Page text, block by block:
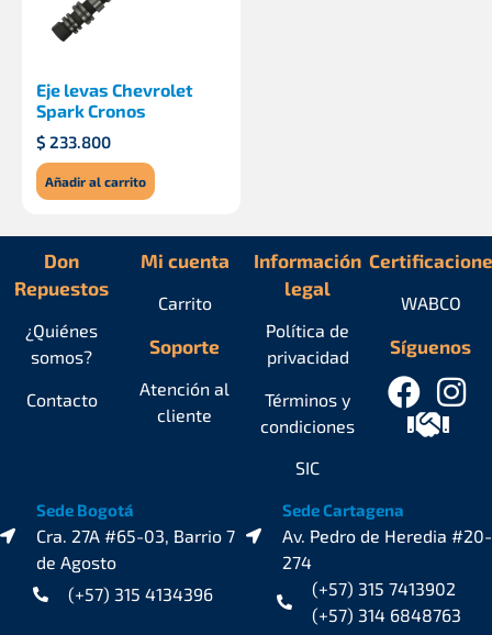
Eje levas Chevrolet
Spark Cronos
$ 233.800
Añadir al carrito
Don
Repuestos
¿Quiénes
somos?
Contacto
Mi cuenta
Carrito
Soporte
Atención al
cliente
Información
legal
Política de
privacidad
Términos y
condiciones
SIC
Síguenos
WABCO
Sede Bogotá
Cra. 27A #65-03, Barrio 7
de Agosto
(+57) 315 4134396
Sede Cartagena
Av. Pedro de Heredia #20-
274
(+57) 315 7413902
(+57) 314 6848763